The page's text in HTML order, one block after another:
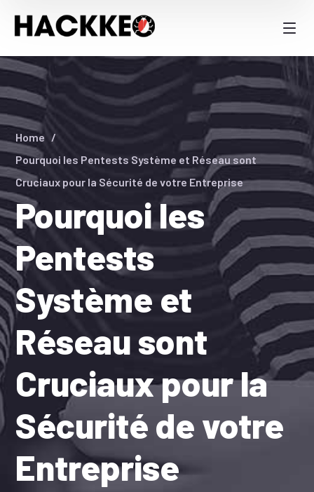
Pourquoi les
Pentests
Système et
Réseau sont
Cruciaux pour la
Sécurité de votre
Entreprise
Home
Pourquoi les Pentests Système et Réseau sont
Cruciaux pour la Sécurité de votre Entreprise